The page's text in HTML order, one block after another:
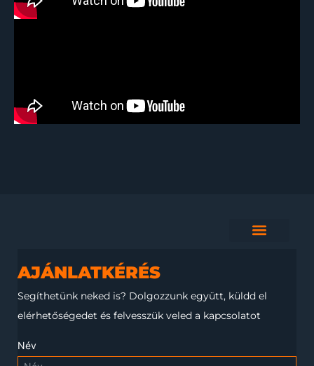
AJÁNLATKÉRÉS
Segíthetünk neked is? Dolgozzunk együtt, küldd el
elérhetőségedet és felvesszük veled a kapcsolatot
Név